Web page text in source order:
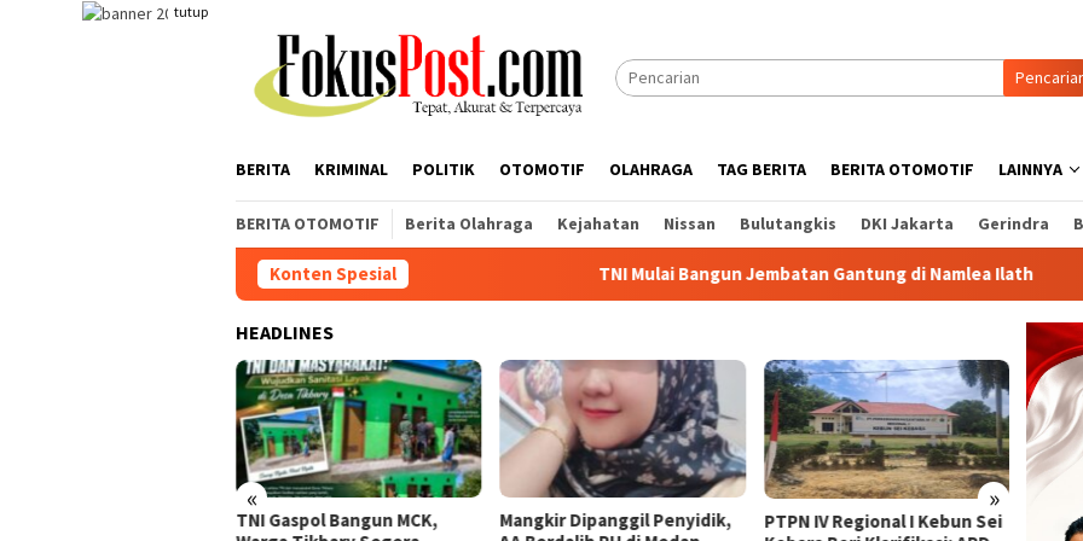
tutup
BERITA KRIMINAL POLITIK OTOMOTIF OLAHRAGA TAG BERITA BERITA OTOMOTIF LAINNYA
BERITA OTOMOTIF Berita Olahraga Kejahatan Nissan Bulutangkis DKI Jakarta Gerindra
Konten Spesial TNI Mulai Bangun Jembatan Gantung di Namlea Ilath TNI
HEADLINES
« »
TNI Gaspol Bangun MCK,
Mangkir Dipanggil Penyidik,
PTPN IV Regional I Kebun Sei
8